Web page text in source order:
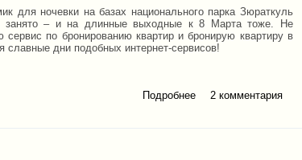
для ночевки на базах национального парка Зюраткуль
занято – и на длинные выходные к 8 Марта тоже. Не
сервис по бронированию квартир и бронирую квартиру в
славные дни подобных интернет-сервисов!
Подробнее
о На день
2 комментария